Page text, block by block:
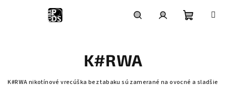
K#RWA
K#RWA nikotínové vrecúška bez tabaku sú zamerané na ovocné a sladšie